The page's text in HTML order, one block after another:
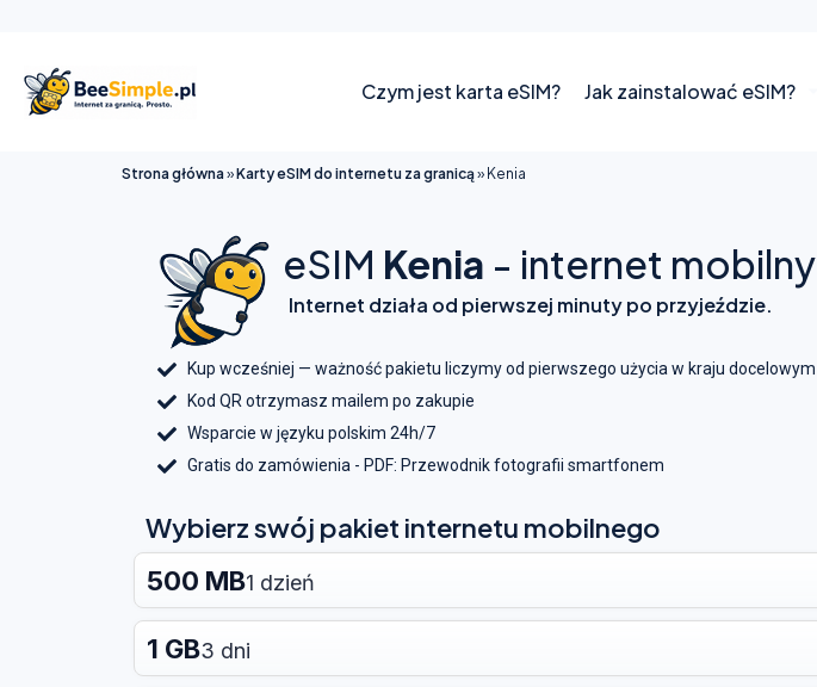
Czym jest karta eSIM? Jak zainstalować eSIM?
Strona główna»Karty eSIM do internetu za granicą» Kenia
eSIM Kenia - internet mobilny
Internet działa od pierwszej minuty po przyjeździe.
Kup wcześniej — ważność pakietu liczymy od pierwszego użycia w kraju docelowym
Kod QR otrzymasz mailem po zakupie
Wsparcie w języku polskim 24h/7
Gratis do zamówienia - PDF: Przewodnik fotografii smartfonem
Wybierz swój pakiet internetu mobilnego
500 MB1 dzień
1 GB3 dni